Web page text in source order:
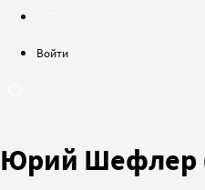
Войти
Юрий Шефлер